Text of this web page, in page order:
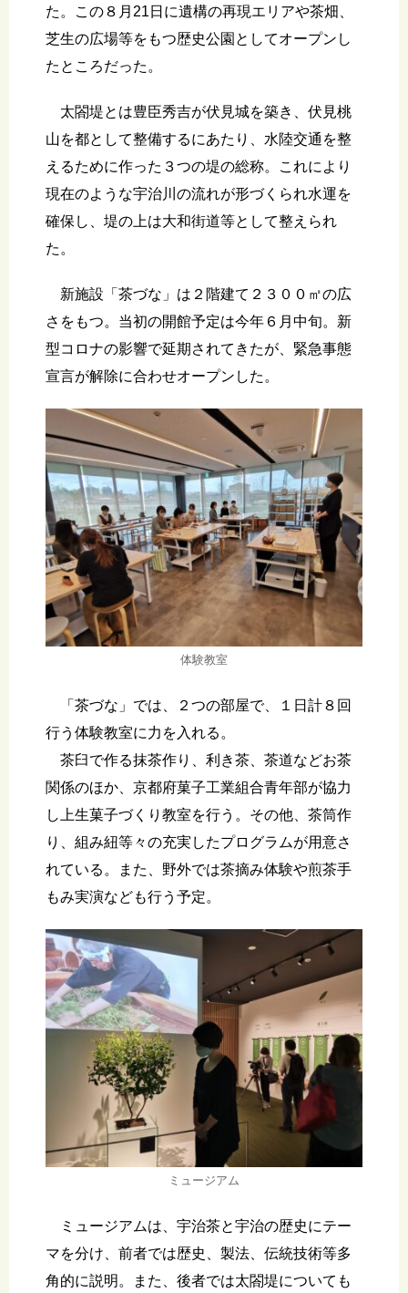
た。この８月21日に遺構の再現エリアや茶畑、
芝生の広場等をもつ歴史公園としてオープンし
たところだった。
太閤堤とは豊臣秀吉が伏見城を築き、伏見桃
山を都として整備するにあたり、水陸交通を整
えるために作った３つの堤の総称。これにより
現在のような宇治川の流れが形づくられ水運を
確保し、堤の上は大和街道等として整えられ
た。
新施設「茶づな」は２階建て２３００㎡の広
さをもつ。当初の開館予定は今年６月中旬。新
型コロナの影響で延期されてきたが、緊急事態
宣言が解除に合わせオープンした。
体験教室
「茶づな」では、２つの部屋で、１日計８回
行う体験教室に力を入れる。
茶臼で作る抹茶作り、利き茶、茶道などお茶
関係のほか、京都府菓子工業組合青年部が協力
し上生菓子づくり教室を行う。その他、茶筒作
り、組み紐等々の充実したプログラムが用意さ
れている。また、野外では茶摘み体験や煎茶手
もみ実演なども行う予定。
ミュージアム
ミュージアムは、宇治茶と宇治の歴史にテー
マを分け、前者では歴史、製法、伝統技術等多
角的に説明。また、後者では太閤堤についても